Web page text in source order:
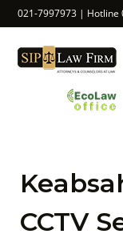
021-7997973 | Hotline
CCTV